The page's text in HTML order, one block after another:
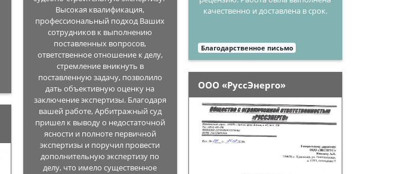
Высокая квалификация,
профессиональный подход Ваших
сотрудников к выполнению
поставленных вопросов,
ответственное отношение к делу,
стремление вникнуть в
поставленную задачу, позволило
дать объективную оценку на
заключение экспертизы. Благодаря
вашей работе, Арбитражный суд
пришел к выводу о недостаточной
ясности и полноте первичной
экспертизы и поручил провести
дополнительную экспертизу по
делу, что имело существенное
качественно и доставлена в срок.
Благодарственное письмо
ООО «РуссЭнерго»